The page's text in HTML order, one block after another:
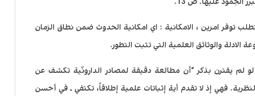
توفر امرين ، الامكانية : اي امكانية الحدوث ضمن نطاق الزمان
الادلة والوثائق العلمية التي تثبت التطور.
لم يقترن بذكر “أن مطالعة دقيقة لمصادر الدارونّية تكشف عن
فهي إذ لا تقدم أية إثباتات علمية إطلاقاً، تكتفي ـ في أحسن